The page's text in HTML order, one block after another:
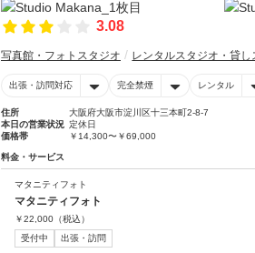
3.08
写真館・フォトスタジオ レンタルスタジオ・貸し
出張・訪問対応 完全禁煙 レンタル
住所
大阪府大阪市淀川区十三本町2-8-7
本日の営業状況 定休日
価格帯
￥14,300〜￥69,000
料金・サービス
マタニティフォト
マタニティフォト
￥22,000 （税込）
受付中
出張・訪問